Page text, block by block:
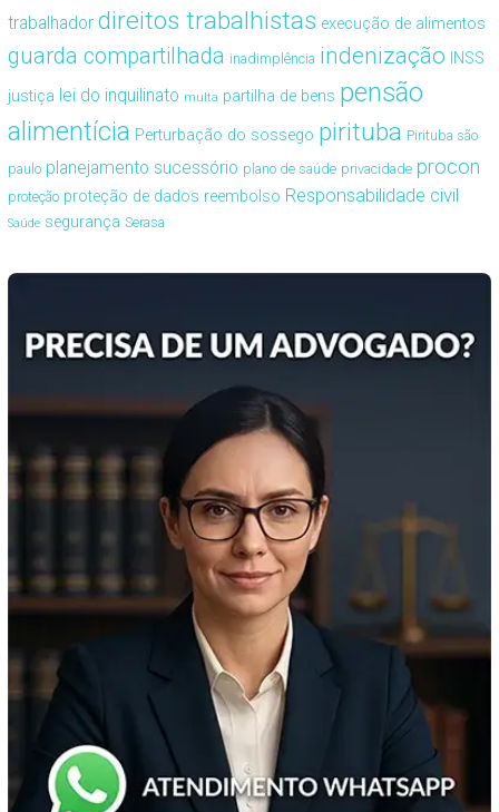
trabalhador direitos trabalhistas execução de alimentos
guarda compartilhada inadimplência indenização INSS
justiça lei do inquilinato multa partilha de bens pensão
alimentícia Perturbação do sossego pirituba Pirituba são
paulo planejamento sucessório plano de saúde privacidade procon
proteção proteção de dados reembolso Responsabilidade civil
Saúde segurança Serasa